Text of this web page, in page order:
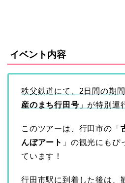
イベント内容
秩父鉄道にて、2日間の期間
産のまち行田号 」が特別運
このツアーは、行田市の「
んぼアート 」の観光にもぴ
ています！
行田市駅に到着した後は、